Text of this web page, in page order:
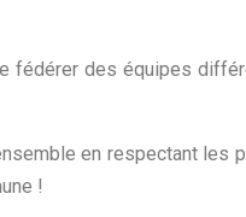
fédérer des équipes
en respectant les
!